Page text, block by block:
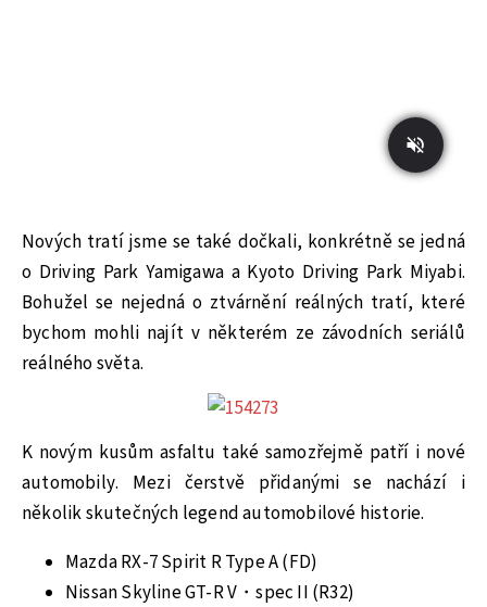
Nových tratí jsme se také dočkali, konkrétně se jedná
o Driving Park Yamigawa a Kyoto Driving Park Miyabi.
Bohužel se nejedná o ztvárnění reálných tratí, které
bychom mohli najít v některém ze závodních seriálů
reálného světa.
K novým kusům asfaltu také samozřejmě patří i nové
automobily. Mezi čerstvě přidanými se nachází i
několik skutečných legend automobilové historie.
Mazda RX-7 Spirit R Type A (FD)
Nissan Skyline GT-R V・spec II (R32)